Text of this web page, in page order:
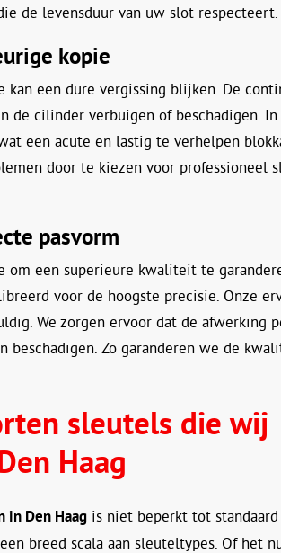
de levensduur van uw slot respecteert.
kopie
kan een dure vergissing blijken. De
de cilinder verbuigen of beschadigen.
een acute en lastig te verhelpen
door te kiezen voor professioneel
pasvorm
een superieure kwaliteit te
voor de hoogste precisie. Onze
We zorgen ervoor dat de afwerking
beschadigen. Zo garanderen we de
sleutels die wij
Haag
in Den Haag is niet beperkt tot standaard
breed scala aan sleuteltypes. Of het